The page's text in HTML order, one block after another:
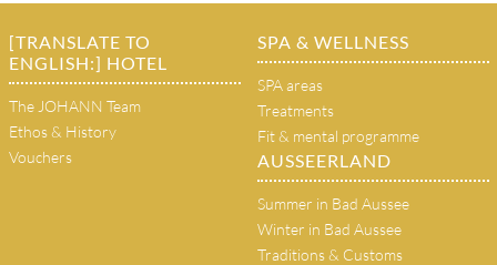
[TRANSLATE TO
ENGLISH:] HOTEL
The JOHANN Team
Ethos & History
Vouchers
SPA & WELLNESS
SPA areas
Treatments
Fit & mental programme
AUSSEERLAND
Summer in Bad Aussee
Winter in Bad Aussee
Traditions & Customs